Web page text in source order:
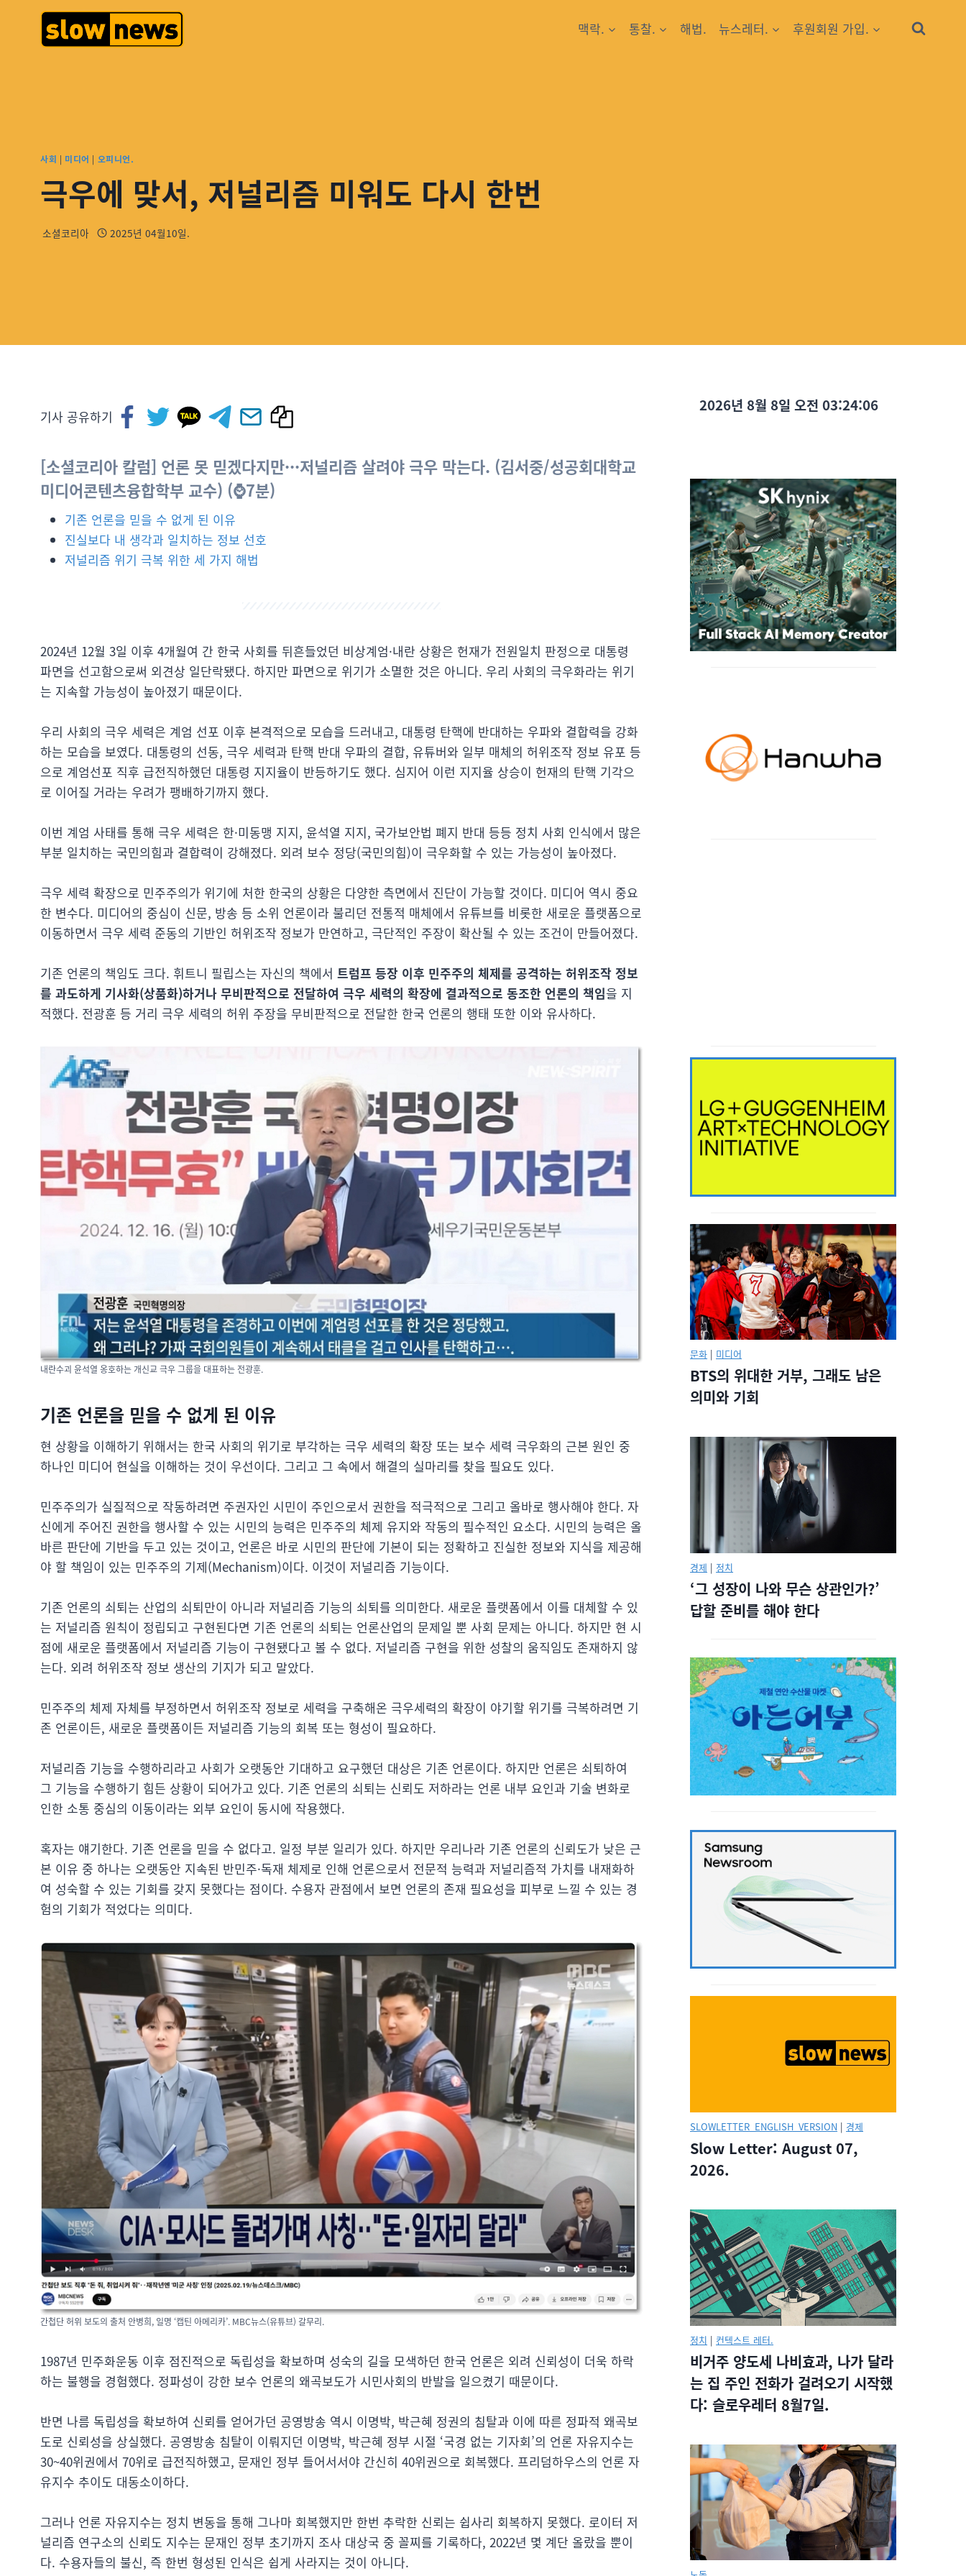
맥락. 통찰. 해법. 뉴스레터. 후원회원 가입.
사회 | 미디어 | 오피니언.
극우에 맞서, 저널리즘 미워도 다시 한번
소셜코리아 2025년 04월10일.
기사 공유하기
[소셜코리아 칼럼] 언론 못 믿겠다지만···저널리즘 살려야 극우 막는다. (김서중/성공회대학교
미디어콘텐츠융합학부 교수) (⌚7분)
기존 언론을 믿을 수 없게 된 이유
진실보다 내 생각과 일치하는 정보 선호
저널리즘 위기 극복 위한 세 가지 해법
2024년 12월 3일 이후 4개월여 간 한국 사회를 뒤흔들었던 비상계엄·내란 상황은 헌재가 전원일치 판정으로 대통령
파면을 선고함으로써 외견상 일단락됐다. 하지만 파면으로 위기가 소멸한 것은 아니다. 우리 사회의 극우화라는 위기
는 지속할 가능성이 높아졌기 때문이다.
우리 사회의 극우 세력은 계엄 선포 이후 본격적으로 모습을 드러내고, 대통령 탄핵에 반대하는 우파와 결합력을 강화
하는 모습을 보였다. 대통령의 선동, 극우 세력과 탄핵 반대 우파의 결합, 유튜버와 일부 매체의 허위조작 정보 유포 등
으로 계엄선포 직후 급전직하했던 대통령 지지율이 반등하기도 했다. 심지어 이런 지지율 상승이 헌재의 탄핵 기각으
로 이어질 거라는 우려가 팽배하기까지 했다.
이번 계엄 사태를 통해 극우 세력은 한·미동맹 지지, 윤석열 지지, 국가보안법 폐지 반대 등등 정치 사회 인식에서 많은
부분 일치하는 국민의힘과 결합력이 강해졌다. 외려 보수 정당(국민의힘)이 극우화할 수 있는 가능성이 높아졌다.
극우 세력 확장으로 민주주의가 위기에 처한 한국의 상황은 다양한 측면에서 진단이 가능할 것이다. 미디어 역시 중요
한 변수다. 미디어의 중심이 신문, 방송 등 소위 언론이라 불리던 전통적 매체에서 유튜브를 비롯한 새로운 플랫폼으로
이동하면서 극우 세력 준동의 기반인 허위조작 정보가 만연하고, 극단적인 주장이 확산될 수 있는 조건이 만들어졌다.
기존 언론의 책임도 크다. 휘트니 필립스는 자신의 책에서 트럼프 등장 이후 민주주의 체제를 공격하는 허위조작 정보
를 과도하게 기사화(상품화)하거나 무비판적으로 전달하여 극우 세력의 확장에 결과적으로 동조한 언론의 책임을 지
적했다. 전광훈 등 거리 극우 세력의 허위 주장을 무비판적으로 전달한 한국 언론의 행태 또한 이와 유사하다.
내란수괴 윤석열 옹호하는 개신교 극우 그룹을 대표하는 전광훈.
기존 언론을 믿을 수 없게 된 이유
현 상황을 이해하기 위해서는 한국 사회의 위기로 부각하는 극우 세력의 확장 또는 보수 세력 극우화의 근본 원인 중
하나인 미디어 현실을 이해하는 것이 우선이다. 그리고 그 속에서 해결의 실마리를 찾을 필요도 있다.
민주주의가 실질적으로 작동하려면 주권자인 시민이 주인으로서 권한을 적극적으로 그리고 올바로 행사해야 한다. 자
신에게 주어진 권한을 행사할 수 있는 시민의 능력은 민주주의 체제 유지와 작동의 필수적인 요소다. 시민의 능력은 올
바른 판단에 기반을 두고 있는 것이고, 언론은 바로 시민의 판단에 기본이 되는 정확하고 진실한 정보와 지식을 제공해
야 할 책임이 있는 민주주의 기제(Mechanism)이다. 이것이 저널리즘 기능이다.
기존 언론의 쇠퇴는 산업의 쇠퇴만이 아니라 저널리즘 기능의 쇠퇴를 의미한다. 새로운 플랫폼에서 이를 대체할 수 있
는 저널리즘 원칙이 정립되고 구현된다면 기존 언론의 쇠퇴는 언론산업의 문제일 뿐 사회 문제는 아니다. 하지만 현 시
점에 새로운 플랫폼에서 저널리즘 기능이 구현됐다고 볼 수 없다. 저널리즘 구현을 위한 성찰의 움직임도 존재하지 않
는다. 외려 허위조작 정보 생산의 기지가 되고 말았다.
민주주의 체제 자체를 부정하면서 허위조작 정보로 세력을 구축해온 극우세력의 확장이 야기할 위기를 극복하려면 기
존 언론이든, 새로운 플랫폼이든 저널리즘 기능의 회복 또는 형성이 필요하다.
저널리즘 기능을 수행하리라고 사회가 오랫동안 기대하고 요구했던 대상은 기존 언론이다. 하지만 언론은 쇠퇴하여
그 기능을 수행하기 힘든 상황이 되어가고 있다. 기존 언론의 쇠퇴는 신뢰도 저하라는 언론 내부 요인과 기술 변화로
인한 소통 중심의 이동이라는 외부 요인이 동시에 작용했다.
혹자는 얘기한다. 기존 언론을 믿을 수 없다고. 일정 부분 일리가 있다. 하지만 우리나라 기존 언론의 신뢰도가 낮은 근
본 이유 중 하나는 오랫동안 지속된 반민주·독재 체제로 인해 언론으로서 전문적 능력과 저널리즘적 가치를 내재화하
여 성숙할 수 있는 기회를 갖지 못했다는 점이다. 수용자 관점에서 보면 언론의 존재 필요성을 피부로 느낄 수 있는 경
험의 기회가 적었다는 의미다.
간첩단 허위 보도의 출처 안병희, 일명 ‘캡틴 아메리카’. MBC뉴스(유튜브) 갈무리.
1987년 민주화운동 이후 점진적으로 독립성을 확보하며 성숙의 길을 모색하던 한국 언론은 외려 신뢰성이 더욱 하락
하는 불행을 경험했다. 정파성이 강한 보수 언론의 왜곡보도가 시민사회의 반발을 일으켰기 때문이다.
반면 나름 독립성을 확보하여 신뢰를 얻어가던 공영방송 역시 이명박, 박근혜 정권의 침탈과 이에 따른 정파적 왜곡보
도로 신뢰성을 상실했다. 공영방송 침탈이 이뤄지던 이명박, 박근혜 정부 시절 ‘국경 없는 기자회’의 언론 자유지수는
30~40위권에서 70위로 급전직하했고, 문재인 정부 들어서서야 간신히 40위권으로 회복했다. 프리덤하우스의 언론 자
유지수 추이도 대동소이하다.
그러나 언론 자유지수는 정치 변동을 통해 그나마 회복했지만 한번 추락한 신뢰는 쉽사리 회복하지 못했다. 로이터 저
널리즘 연구소의 신뢰도 지수는 문재인 정부 초기까지 조사 대상국 중 꼴찌를 기록하다, 2022년 몇 계단 올랐을 뿐이
다. 수용자들의 불신, 즉 한번 형성된 인식은 쉽게 사라지는 것이 아니다.
2026년 8월 8일 오전 03:24:08
문화 | 미디어
BTS의 위대한 거부, 그래도 남은
의미와 기회
경제 | 정치
‘그 성장이 나와 무슨 상관인가?’
답할 준비를 해야 한다
SLOWLETTER_ENGLISH_VERSION | 경제
Slow Letter: August 07,
2026.
정치 | 컨텍스트 레터.
비거주 양도세 나비효과, 나가 달라
는 집 주인 전화가 걸려오기 시작했
다: 슬로우레터 8월7일.